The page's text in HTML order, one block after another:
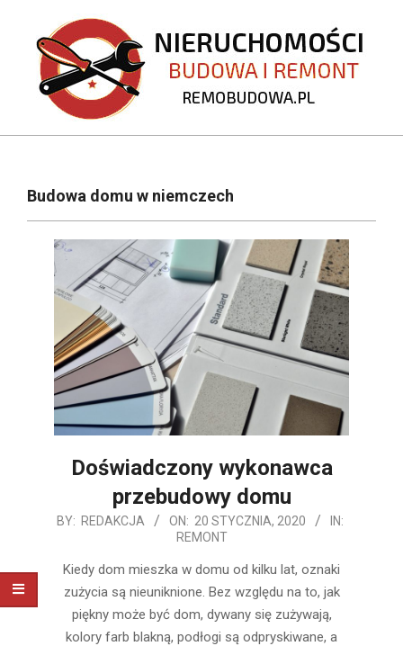
content
REMOBUDOWA.PL
NavigationBudowa domu w niemczech
Doświadczony wykonawca
przebudowy domu
2020-
20
BY: REDAKCJA ON: 20 STYCZNIA, 2020
IN:
REMONT
Kiedy dom mieszka w domu od kilku lat, oznaki
zużycia są nieuniknione. Bez względu na to, jak
piękny może być dom, dywany się zużywają,
kolory farb blakną, podłogi są odpryskiwane, a